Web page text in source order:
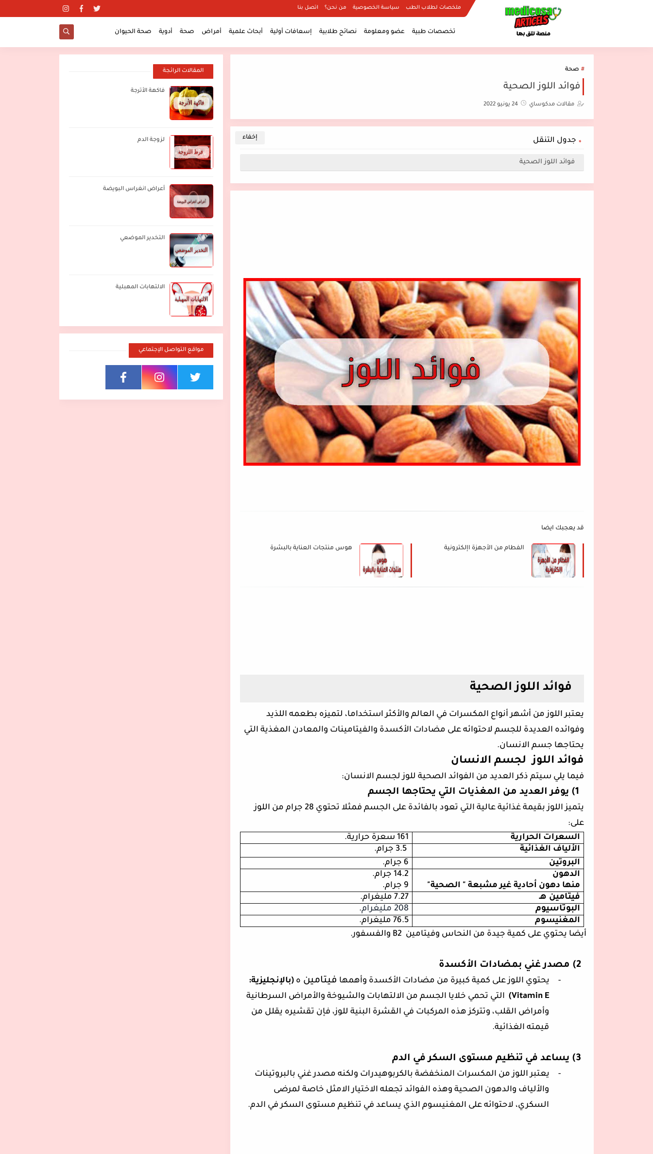
ملخصات لطلاب الطب سياسة الخصوصية من نحن؟ اتصل بنا
تخصصات طبية عضو ومعلومة نصائح طلابية إسعافات أولية أبحاث علمية أمراض صحة أدوية صحة الحيوان
صحة
فوائد اللوز الصحية
مقالات مدكوساي 24 يونيو 2022
جدول التنقل
فوائد اللوز الصحية
قد يعجبك ايضا
الفطام من الأجهزة اإلكترونية هوس منتجات العناية بالبشرة
فوائد اللوز الصحية
يعتبر اللوز من أشهر أنواع المكسرات في العالم والأكثر استخداما، لتميزه بطعمه اللذيد
وفوائده العديدة للجسم لاحتوائه على مضادات الأكسدة والفيتامينات والمعادن المغذية التي
يحتاجها جسم الانسان.
فوائد اللوز لجسم الانسان
فيما يلي سيتم ذكر العديد من الفوائد الصحية للوز لجسم الانسان:
يوفر العديد من المغذيات التي يحتاجها الجسم
يتميز اللوز بقيمة غذائية عالية التي تعود بالفائدة على الجسم فمثلا تحتوي 28 جرام من اللوز
على:
السعرات الحرارية
161 سعرة حرارية.
الألياف الغذائية 3.5 جرام
.
البروتين
6 جرام
.
الدهون
منها دهون أحادية غير مشبعة " الصحية"
14.2 جرام.
9 جرام.
فيتامين هـ
7.27 مليغرام.
البوتاسيوم
208 مليغرام.
المغنيسوم
76.5 مليغرام.
أيضا يحتوي على كمية جيدة من النحاس وفيتامين B2 والفسفور.
مصدر غني بمضادات الأكسدة
- يحتوي اللوز على كمية كبيرة من مضادات الأكسدة وأهمها فيتامين ه (بالإنجليزية:
Vitamin E
) التي تحمي خلايا الجسم من الالتهابات والشيوخة والأمراض السرطانية
وأمراض القلب، وتتركز هذه المركبات في القشرة البنية للوز، فإن تقشيره يقلل من
قيمته الغذائية.
يساعد في تنظيم مستوى السكر في الدم
-
يعتبر اللوز من المكسرات المنخفضة بالكربوهيدرات ولكنه مصدر غني بالبروتينات
والألياف والدهون الصحية وهذه الفوائد تجعله الاختيار الامثل خاصة لمرضى
السكري، لاحتوائه على المغنيسوم الذي يساعد في تنظيم مستوى السكر في الدم.
المقالات الرائجة
فاكهة الأترجة
لزوجة الدم
أعراض انغراس البويضة
التخدير الموضعي
الالتهابات المهبلية
مواقع التواصل الإجتماعي